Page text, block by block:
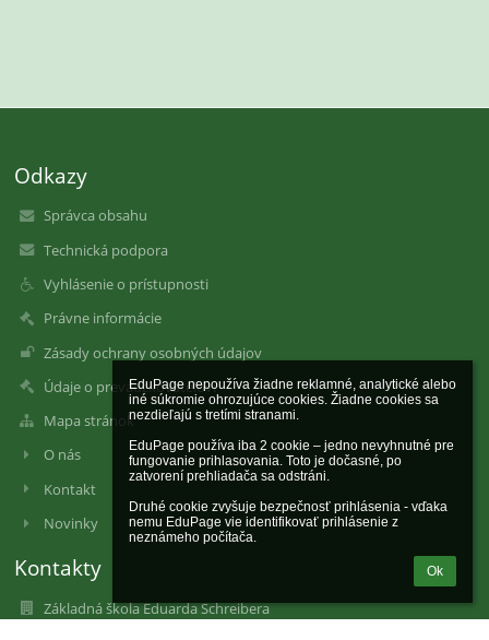
EduPage nepoužíva žiadne reklamné, analytické alebo
iné súkromie ohrozujúce cookies. Žiadne cookies sa
nezdieľajú s tretími stranami.
EduPage používa iba 2 cookie – jedno nevyhnutné pre
fungovanie prihlasovania. Toto je dočasné, po
zatvorení prehliadača sa odstráni.
Druhé cookie zvyšuje bezpečnosť prihlásenia - vďaka
nemu EduPage vie identifikovať prihlásenie z
neznámeho počítača.
Ok
Odkazy
Správca obsahu
Technická podpora
Vyhlásenie o prístupnosti
Právne informácie
Zásady ochrany osobných údajov
Údaje o prevádzkovateľovi
Mapa stránok
O nás
Kontakt
Novinky
Kontakty
Základná škola Eduarda Schreibera